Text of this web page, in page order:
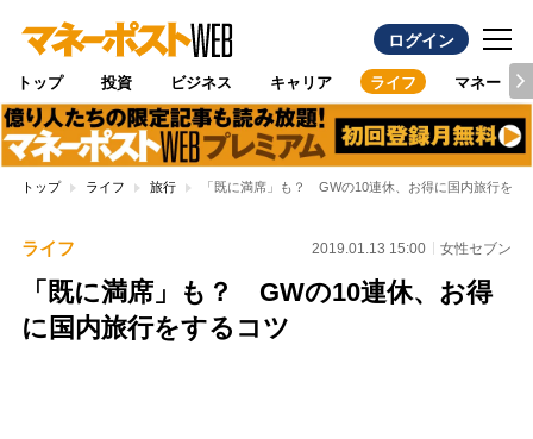
ログイン
トップ 投資 ビジネス キャリア ライフ マネー
トップ ライフ 旅行 「既に満席」も？ GWの10連休、お得に国内旅行をす
ライフ 2019.01.13 15:00 女性セブン
「既に満席」も？ GWの10連休、お得
に国内旅行をするコツ